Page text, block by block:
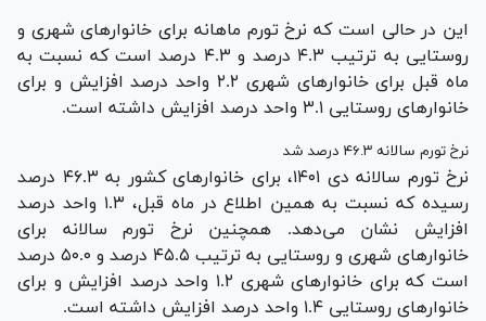
این در حالی است که نرخ تورم ماهانه برای خانوارهای شهری و
روستایی به ترتیب ۴.۳ درصد و ۴.۳ درصد است که نسبت به
ماه قبل برای خانوارهای شهری ۲.۲ واحد درصد افزایش و برای
خانوارهای روستایی ۳.۱ واحد درصد افزایش داشته است.
نرخ تورم سالانه ۴۶.۳ درصد شد
نرخ تورم سالانه دی ۱۴۰۱، برای خانوارهای کشور به ۴۶.۳ درصد
رسیده که نسبت به همین اطلاع در ماه قبل، ۱.۳ واحد درصد
افزایش نشان می‌دهد. همچنین نرخ تورم سالانه برای
خانوارهای شهری و روستایی به ترتیب ۴۵.۵ درصد و ۵۰.۰ درصد
است که برای خانوارهای شهری ۱.۲ واحد درصد افزایش و برای
خانوارهای روستایی ۱.۴ واحد درصد افزایش داشته است.